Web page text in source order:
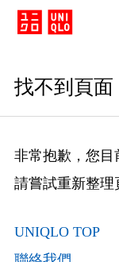
找不到頁面
非常抱歉，您目
請嘗試重新整理
UNIQLO TOP